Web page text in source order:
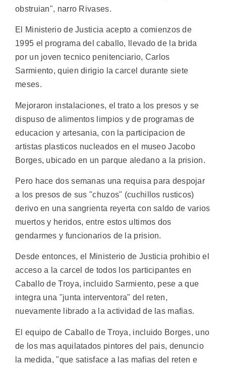
obstruian", narro Rivases.
El Ministerio de Justicia acepto a comienzos de
1995 el programa del caballo, llevado de la brida
por un joven tecnico penitenciario, Carlos
Sarmiento, quien dirigio la carcel durante siete
meses.
Mejoraron instalaciones, el trato a los presos y se
dispuso de alimentos limpios y de programas de
educacion y artesania, con la participacion de
artistas plasticos nucleados en el museo Jacobo
Borges, ubicado en un parque aledano a la prision.
Pero hace dos semanas una requisa para despojar
a los presos de sus "chuzos" (cuchillos rusticos)
derivo en una sangrienta reyerta con saldo de varios
muertos y heridos, entre estos ultimos dos
gendarmes y funcionarios de la prision.
Desde entonces, el Ministerio de Justicia prohibio el
acceso a la carcel de todos los participantes en
Caballo de Troya, incluido Sarmiento, pese a que
integra una "junta interventora" del reten,
nuevamente librado a la actividad de las mafias.
El equipo de Caballo de Troya, incluido Borges, uno
de los mas aquilatados pintores del pais, denuncio
la medida, "que satisface a las mafias del reten e